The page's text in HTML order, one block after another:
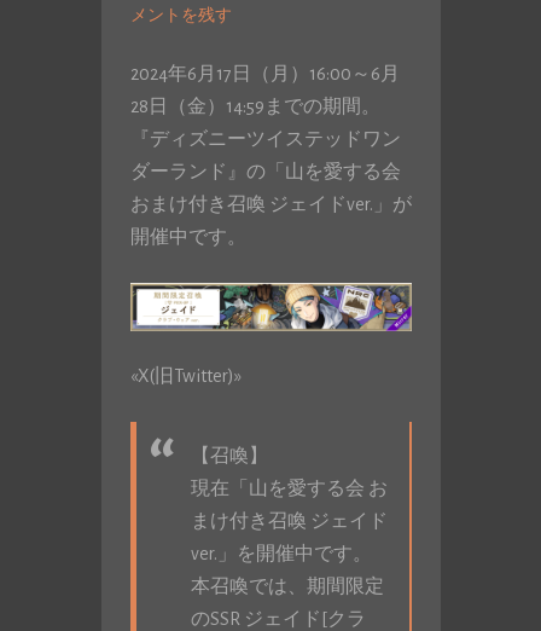
メントを残す
2024年6月17日（月）16:00～6月
28日（金）14:59までの期間。
『ディズニーツイステッドワン
ダーランド』の「山を愛する会
おまけ付き召喚 ジェイドver.」が
開催中です。
«X(旧Twitter)»
【召喚】
現在「山を愛する会 お
まけ付き召喚 ジェイド
ver.」を開催中です。
本召喚では、期間限定
のSSR ジェイド[クラ